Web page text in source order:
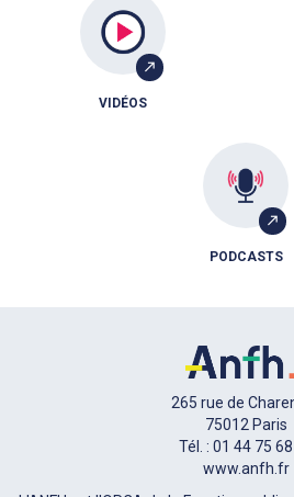
VIDÉOS
PODCASTS
265 rue de
75012 Paris
Tél. : 01 44 75
www.anfh.fr